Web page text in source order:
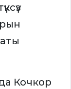
Кочкор